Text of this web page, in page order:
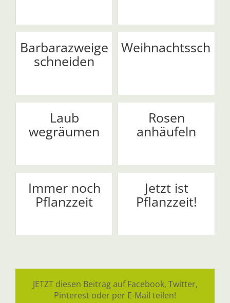
Barbarazweige
schneiden
Laub
wegräumen
Rosen
anhäufeln
Immer noch
Pflanzzeit
Jetzt ist
Pflanzzeit!
JETZT diesen Beitrag auf Facebook, Twitter,
Pinterest oder per E-Mail teilen!